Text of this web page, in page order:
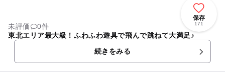
保存
171
未評価
0件
東北エリア最大級！ふわふわ遊具で飛んで跳ねて大満足♪
続きをみる